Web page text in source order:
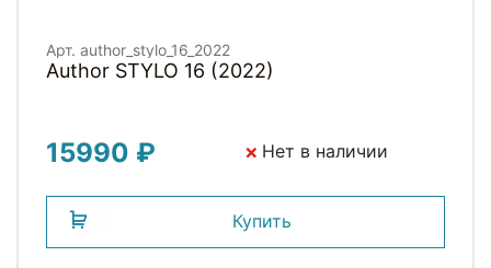
Арт. author_stylo_16_2022
Author STYLO 16 (2022)
15990 ₽ Нет в наличии
Купить